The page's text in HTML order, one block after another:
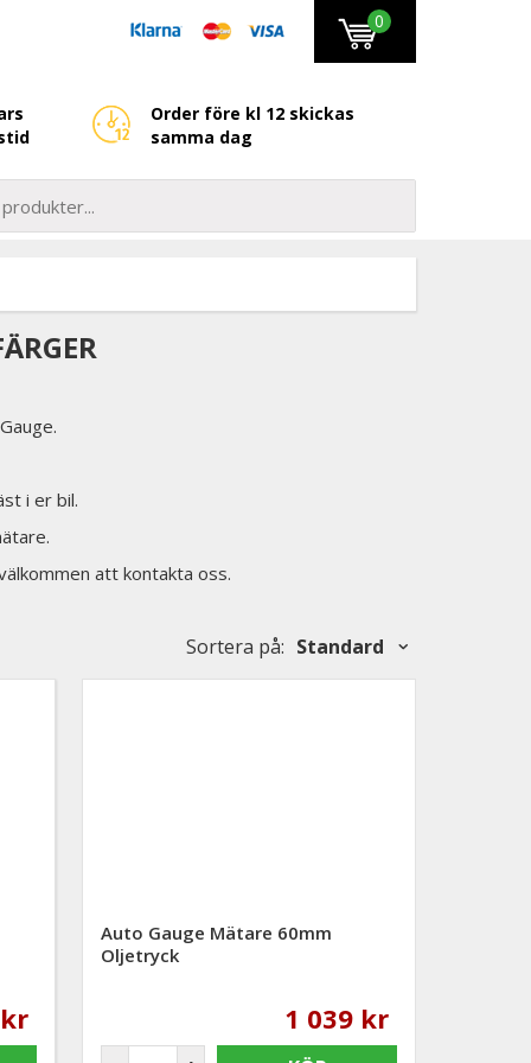
0
Order före kl 12 skickas
samma dag
i er bil.
att kontakta oss.
Sortera på: Standard
Auto Gauge Mätare 60mm
Oljetryck
1 039 kr